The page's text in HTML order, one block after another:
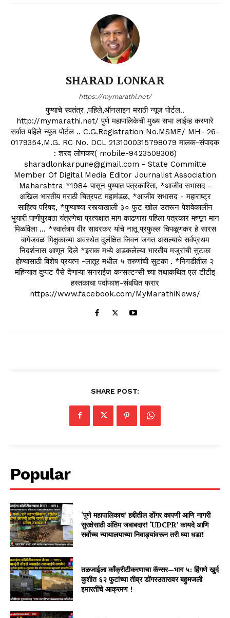
SHARAD LONKAR
https://mymarathi.net/
पुण्याचे स्वतंत्र ,पहिले,ऑनलाइन मराठी न्यूज पोर्टल..
http://mymarathi.net/ पुणे महापालिकेची मुख्य सभा लाईव्ह करणारे
सर्वात पहिले न्यूज पोर्टल .. C.G.Registration No.MSME/ MH- 26-
0179354,M.G. RC No. DCL 2131000315798079 मालक-संपादक
: शरद लोणकर( mobile-9423508306)
sharadlonkarpune@gmail.com - State Committe
Member Of Digital Media Editor Journalist Association
Maharshtra *1984 पासून पुण्यात पत्रकारिता, *आजीव सभासद -
अखिल भारतीय मराठी चित्रपट महामंडळ, *आजीव सभासद - महाराष्ट्र
साहित्य परिषद, *पुण्याच्या रस्त्याखाली ३० फुट खोल उतरून पेशवेकालीन
भुयारी पाणीपुरवठा यंत्रणेचा प्रत्यक्षात माग काढणारा पहिला पत्रकार म्हणून मान
मिळविला ... *स्वातंत्र्य वीर सावरकर यांचे नातू प्रफुल्ल चिपळूणकर हे सारस
बागेजवळ भिक्षुकाच्या अवस्थेत दुर्लक्षित जिवन जगत असल्याचे सर्वप्रथम
निदर्शनास आणून दिले *इराक मध्ये अडकलेल्या भारतीय मजुरांची सुटका
होण्यासाठी विशेष प्रयत्न -लातूर मधील ५ तरुणांची सुटका . *निगडीतील २
महिन्यात दुप्पट पैसे देणाऱ्या सनराईज कन्सल्टन्सी च्या तथाकथित एल टीटीइ
हस्तकाचा पर्दाफाश-संबधित फरार
https://www.facebook.com/MyMarathiNews/
SHARE POST:
Popular
‘पुणे महापालिकाच’ हद्दीतील डोंगर कापणी आणि नागरी
सुरक्षेसाठी अंतिम जबाबदार! ‘UDCPR’ कायदे आणि
सर्वोच्च न्यायालयाच्या निवाड्यांवरून तरी घ्या धडा!
तळजाईला काँक्रीटीकरणाचा कॅन्सर—भाग ५: हिंगणे खुर्द
कुशीत ६२ फुटांच्या तीव्र डोंगरउतारावर बहुमजली
इमारतींचे आक्रमण !